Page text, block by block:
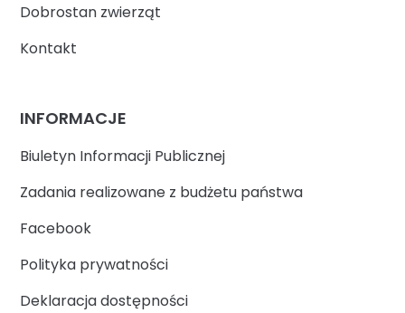
Dobrostan zwierząt
Kontakt
INFORMACJE
Biuletyn Informacji Publicznej
Zadania realizowane z budżetu państwa
Facebook
Polityka prywatności
Deklaracja dostępności